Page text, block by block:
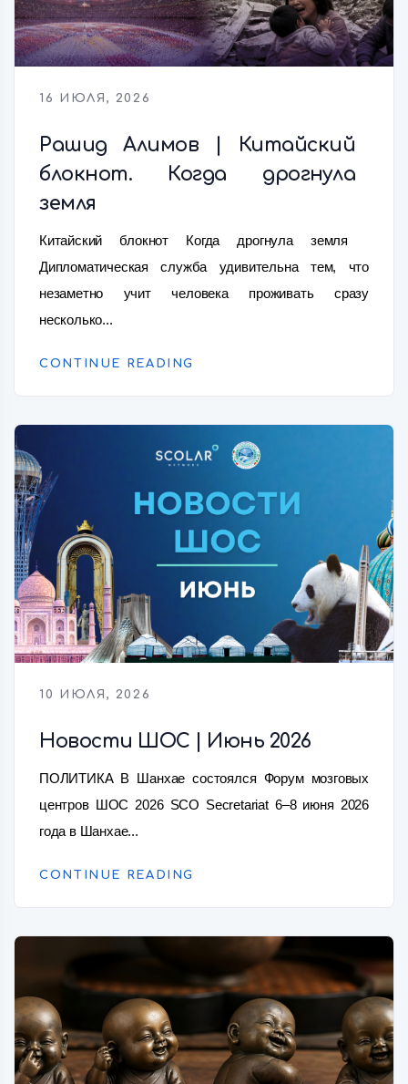
16 ИЮЛЯ, 2026
Рашид Алимов | Китайский
блокнот. Когда дрогнула
земля
Китайский блокнот Когда дрогнула земля
Дипломатическая служба удивительна тем, что
незаметно учит человека проживать сразу
несколько...
CONTINUE READING
10 ИЮЛЯ, 2026
Новости ШОС | Июнь 2026
ПОЛИТИКА В Шанхае состоялся Форум мозговых
центров ШОС 2026 SCO Secretariat 6–8 июня 2026
года в Шанхае...
CONTINUE READING